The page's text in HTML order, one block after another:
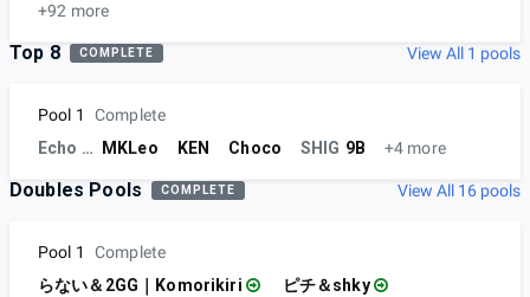
+92 more
Top 8 COMPLETE View All 1 pools
Pool 1
Complete
Echo Fox | MVG
MKLeo KEN Choco SHIG 9B +4 more
Doubles Pools COMPLETE View All 16 pools
Pool 1
Complete
らない＆2GG｜Komorikiri
ピチ＆shky